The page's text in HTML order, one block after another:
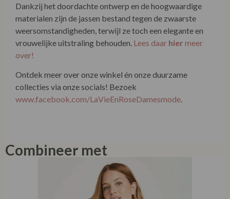
Dankzij het doordachte ontwerp en de hoogwaardige
materialen zijn de jassen bestand tegen de zwaarste
weersomstandigheden, terwijl ze toch een elegante en
vrouwelijke uitstraling behouden. Lees daar hier meer
over!
Ontdek meer over onze winkel én onze duurzame
collecties via onze socials! Bezoek
www.facebook.com/LaVieEnRoseDamesmode.
Combineer met